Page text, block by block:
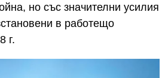
но със значителни усилия
в работещо
г.